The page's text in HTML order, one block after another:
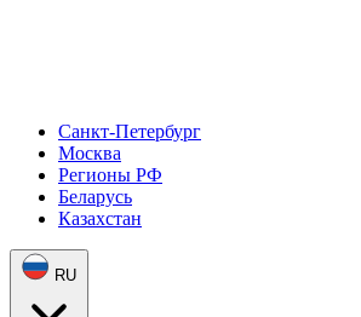
Санкт-Петербург
Москва
Регионы РФ
Беларусь
Казахстан
RU